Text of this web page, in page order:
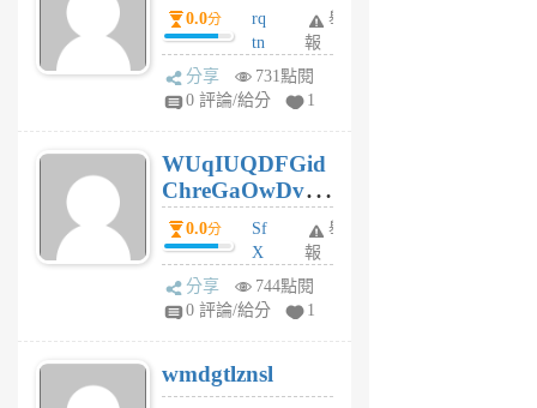
0.0分
rq
tn
jt
gl
個
月
前
舉
報
分享
731點閱
0 評論/給分
1
WUqIUQDFGid
ChreGaOwDv
dY0.0分
Sf
X
Pe
Jc
R
P
舉
報
分享
744點閱
0 評論/給分
1
wmdgtlznsl